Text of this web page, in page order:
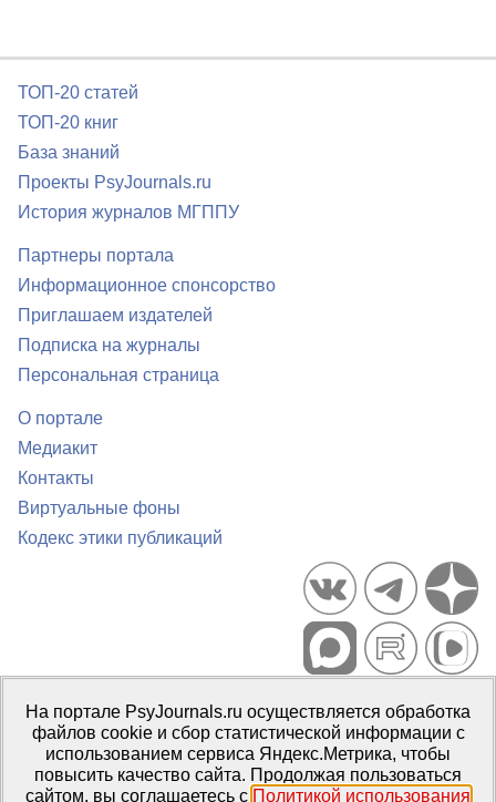
ТОП-20 статей
ТОП-20 книг
База знаний
Проекты PsyJournals.ru
История журналов МГППУ
Партнеры портала
Информационное спонсорство
Приглашаем издателей
Подписка на журналы
Персональная страница
О портале
Медиакит
Контакты
Виртуальные фоны
Кодекс этики публикаций
Портал психологических изданий PsyJournals.ru, 2007–2026
Правила использования материалов
Свидетельство регистрации СМИЭл № ФС77-66447 от 14 июля
2016 г.
На портале PsyJournals.ru осуществляется обработка
файлов cookie и сбор статистической информации с
использованием сервиса Яндекс.Метрика, чтобы
повысить качество сайта. Продолжая пользоваться
сайтом, вы соглашаетесь с Политикой использования